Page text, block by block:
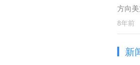
方向
8年前
新